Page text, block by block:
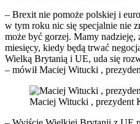
– Brexit nie pomoże polskiej i
w tym roku nic się specjalnie nie
może być gorzej. Mamy nadzieję,
miesięcy, kiedy będą trwać
Wielką Brytanią i UE, uda się
– mówił Maciej Witucki ,
Maciej Witucki , prezydent